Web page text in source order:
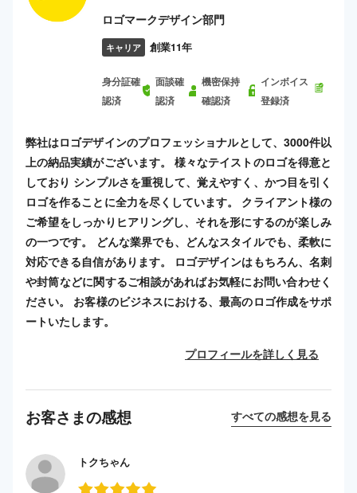
ロゴマークデザイン部門
キャリア 創業11年
身分証確
認済
面談確
認済
機密保持
確認済
インボイス
登録済
弊社はロゴデザインのプロフェッショナルとして、3000件以
上の納品実績がございます。 様々なテイストのロゴを得意と
しており シンプルさを重視して、覚えやすく、かつ目を引く
ロゴを作ることに全力を尽くしています。 クライアント様の
ご希望をしっかりヒアリングし、それを形にするのが楽しみ
の一つです。 どんな業界でも、どんなスタイルでも、柔軟に
対応できる自信があります。 ロゴデザインはもちろん、名刺
や封筒などに関するご相談があればお気軽にお問い合わせく
ださい。 お客様のビジネスにおける、最高のロゴ作成をサポ
ートいたします。
プロフィールを詳しく見る
お客さまの感想 すべての感想を見る
トクちゃん